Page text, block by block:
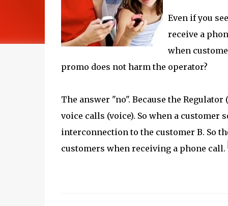
Even if you
receive a
when
promo does not harm the operator?
The answer "no". Because the
voice calls (voice). So when a customer
interconnection to the customer B. So
customers when receiving a phone call.